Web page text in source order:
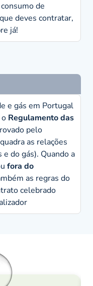
de
deves contratar,
já!
e gás em Portugal
Regulamento das
pelo
as relações
do gás). Quando a
fora do
as regras do
celebrado